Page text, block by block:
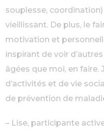
souplesse, coordination)
vieillissant. De plus, le
motivation et
inspirant de voir
âgées que moi, en faire.
d’activités et de vie
de prévention de
– Lise, participante